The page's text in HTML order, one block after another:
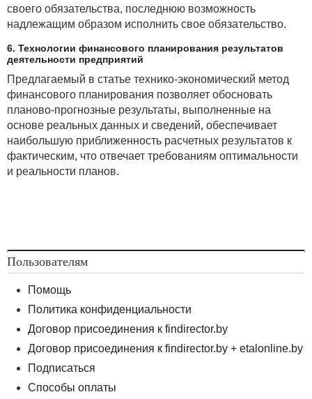
своего обязательства, последнюю возможность
надлежащим образом исполнить свое обязательство.
6. Технологии финансового планирования результатов
деятельности предприятий
Предлагаемый в статье технико-экономический метод
финансового планирования позволяет обосновать
планово-прогнозные результаты, выполненные на
основе реальных данных и сведений, обеспечивает
наибольшую приближенность расчетных результатов к
фактическим, что отвечает требованиям оптимальности
и реальности планов.
Пользователям
Помощь
Политика конфиденциальности
Договор присоединения к findirector.by
Договор присоединения к findirector.by + etalonline.by
Подписаться
Способы оплаты